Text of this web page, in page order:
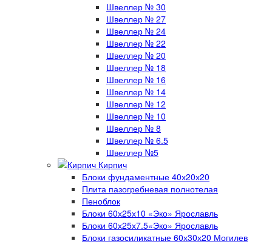
Швеллер № 30
Швеллер № 27
Швеллер № 24
Швеллер № 22
Швеллер № 20
Швеллер № 18
Швеллер № 16
Швеллер № 14
Швеллер № 12
Швеллер № 10
Швеллер № 8
Швеллер № 6.5
Швеллер №5
Кирпич
Блоки фундаментные 40х20х20
Плита пазогребневая полнотелая
Пеноблок
Блоки 60х25х10 «Эко» Ярославль
Блоки 60х25х7.5«Эко» Ярославль
Блоки газосиликатные 60х30х20 Могилев